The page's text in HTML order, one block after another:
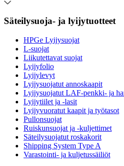
Säteilysuoja- ja lyijytuotteet
HPGe Lyijysuojat
L-suojat
Liikutettavat suojat
Lyijyfolio
Lyijylevyt
Lyijysuojatut annoskaapit
Lyijysuojatut LAF-penkki- ja
Lyijytiilet ja -lasit
Lyijyvuoratut kaapit ja työtasot
Pullonsuojat
Ruiskunsuojat ja -kuljettimet
Säteilysuojatut roskakorit
Shipping System Type A
Varastointi- ja kuljetussäiliöt